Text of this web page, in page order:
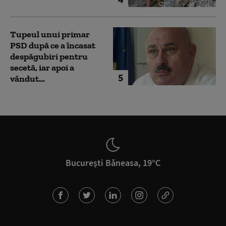
5
Tupeul unui primar
PSD după ce a încasat
despăgubiri pentru
secetă, iar apoi a
vândut...
București Băneasa, 19°C